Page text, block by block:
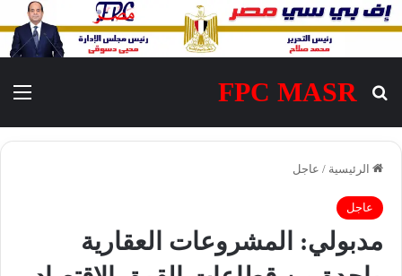
FPC MASR
بحث عن
الرئيسية / عاجل
عاجل
مدبولي: المشروعات العقارية